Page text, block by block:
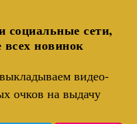
социальные сети,
новинок
видео-
очков на выдачу